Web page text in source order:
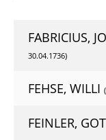
FABRICIUS,
30.04.1736)
FEHSE, WILLI
FEINLER,